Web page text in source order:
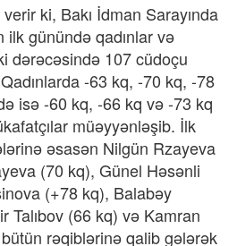
ki, Bakı İdman Sarayında
ilk günündə qadınlar və
dərəcəsində 107 cüdoçu
-63 kq, -70 kq, -78
isə -60 kq, -66 kq və -73 kq
müəyyənləşib. İlk
əsasən Nilgün Rzayeva
(70 kq), Günel Həsənli
(+78 kq), Balabəy
Talıbov (66 kq) və Kamran
rəqiblərinə qalib gələrək